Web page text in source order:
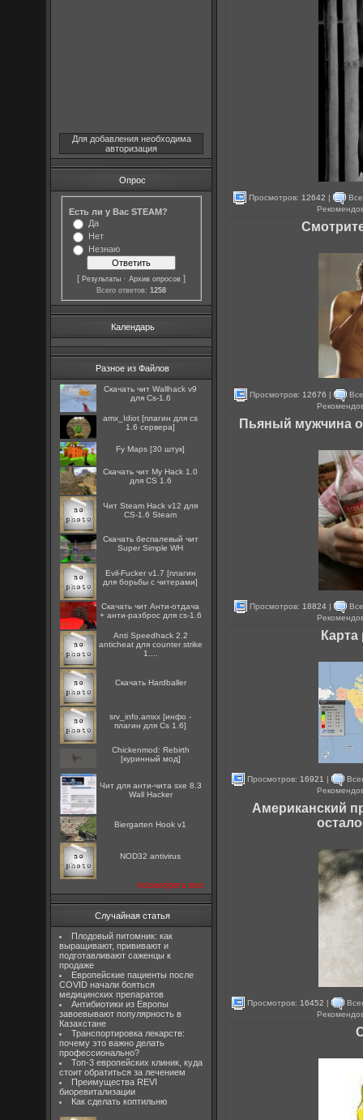
Для добавления необходима
авторизация
Опрос
Есть ли у Вас STEAM?
Да
Нет
Незнаю
[Результаты ·Архив опросов ]
Всего ответов:1258
Календарь
Разное из Файлов
Скачать чит Wallhack v9
для Cs-1.6
amx_Idiot [плагин для cs
1.6 сервера]
Fy Maps [30 штук]
Скачать чит My Hack 1.0
для CS 1.6
Чит Steam Hack v12 для
CS-1.6 Steam
Скачать беспалевый чит
Super Simple WH
Evil-Fucker v1.7 [плагин
для борьбы с читерами]
Скачать чит Анти-отдача
+ анти-разброс для cs-1.6
Anti Speedhack 2.2
anticheat для counter strike
1....
Скачать Hardballer
srv_info.amxx [инфо -
плагин для Cs 1.6]
Chickenmod: Rebirth
[куринный мод]
Чит для анти-чита sxe 8.3
Wall Hacker
Biergarten Hook v1
NOD32 antivirus
посмотреть все
Случайная статья
Плодовый питомник: как
выращивают, прививают и
подготавливают саженцы к
продаже
Европейские пациенты после
COVID начали бояться
медицинских препаратов
Антибиотики из Европы
завоевывают популярность в
Казахстане
Транспортировка лекарств:
почему это важно делать
профессионально?
Топ-3 европейских клиник, куда
стоит обратиться за лечением
Преимущества REVI
биоревитализации
Как сделать коптильню
Просмотров: 12642 |
Просмотров: 12676 |
Пьяный мужчина
Просмотров: 18824|
Просмотров: 16921 |
Американский
Просмотров: 16452 |